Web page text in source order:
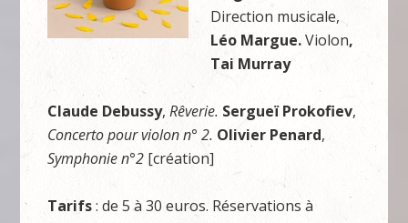
Direction musicale,
Léo Margue.Violon,
Tai Murray
Claude Debussy,Rêverie. Sergueï Prokofiev,
Concerto pour violon n° 2. Olivier Penard,
Symphonie n°2[création]
Tarifs: de 5 à 30 euros. Réservations à